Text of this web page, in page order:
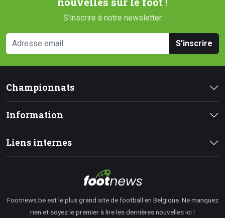
S'inscrire à notre newsletter
S'inscrire
Championnats
Information
Liens internes
Footnews.be est le plus grand site de football en Belgique. Ne manquez
rien et soyez le premier à lire les dernières nouvelles ici !